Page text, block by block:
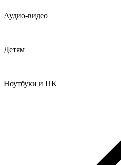
Аудио-видео
Детям
Ноутбуки и ПК